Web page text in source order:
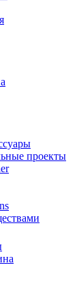
проекты